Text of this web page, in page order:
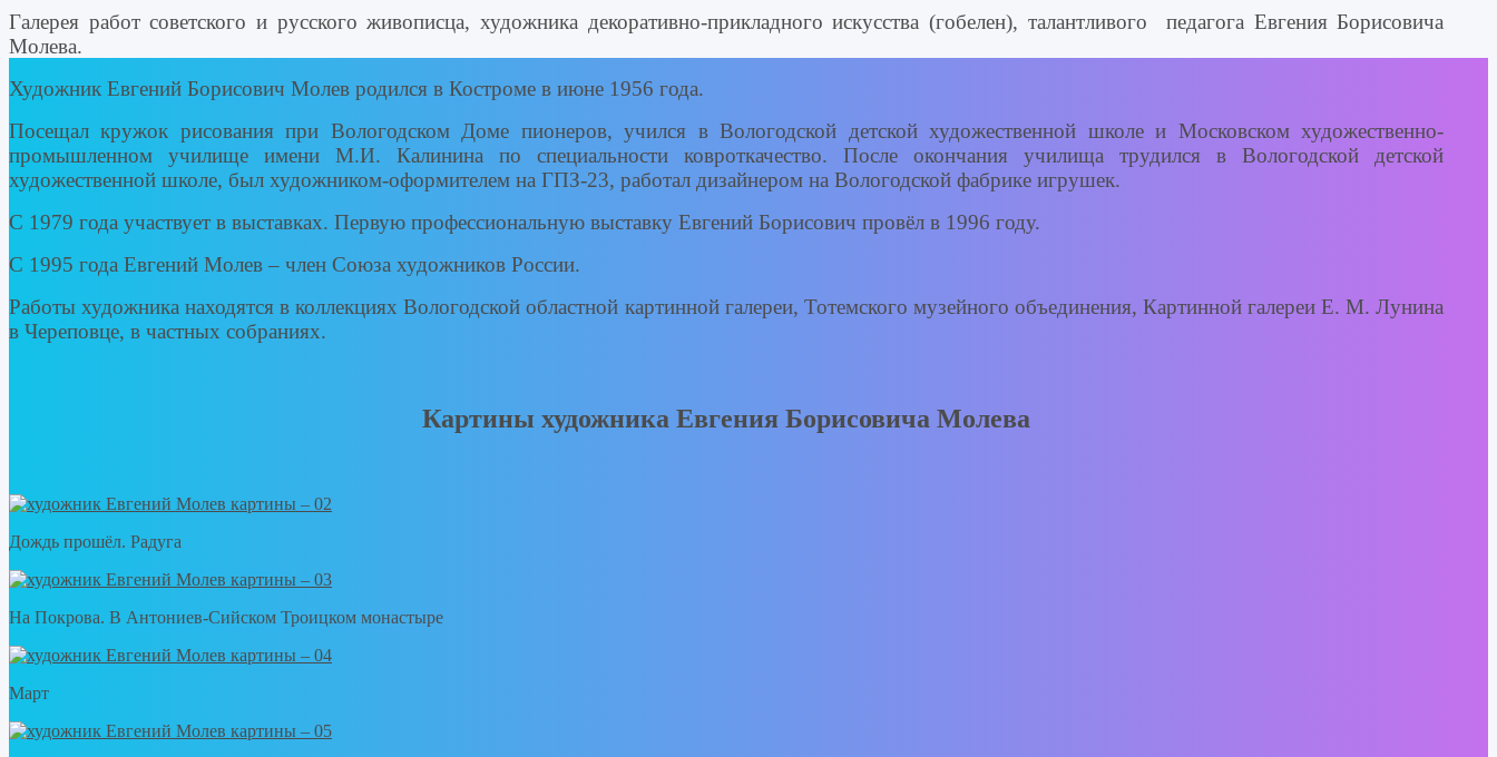
Галерея работ советского и русского живописца, художника декоративно-прикладного искусства (гобелен), талантливого педагога Евгения Борисовича
Молева.
Художник Евгений Борисович Молев родился в Костроме в июне 1956 года.
Посещал кружок рисования при Вологодском Доме пионеров, учился в Вологодской детской художественной школе и Московском художественно-
промышленном училище имени М.И. Калинина по специальности ковроткачество. После окончания училища трудился в Вологодской детской
художественной школе, был художником-оформителем на ГПЗ-23, работал дизайнером на Вологодской фабрике игрушек.
С 1979 года участвует в выставках. Первую профессиональную выставку Евгений Борисович провёл в 1996 году.
С 1995 года Евгений Молев – член Союза художников России.
Работы художника находятся в коллекциях Вологодской областной картинной галереи, Тотемского музейного объединения, Картинной галереи Е. М. Лунина
в Череповце, в частных собраниях.
Картины художника Евгения Борисовича Молева
Дождь прошёл. Радуга
На Покрова. В Антониев-Сийском Троицком монастыре
Март